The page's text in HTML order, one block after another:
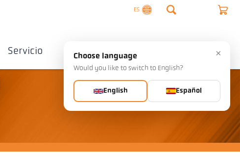
ES
Servicio Empresa Contactos ×
Choose language
Would you like to switch to English?
English Español